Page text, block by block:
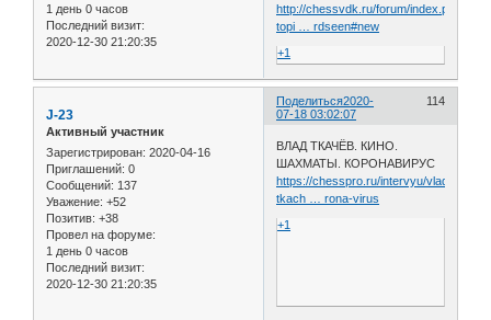
1 день 0 часов
Последний визит:
2020-12-30 21:20:35
http://chessvdk.ru/forum/index.php?
topi … rdseen#new
+1
Поделиться 114
2020-
07-18 03:02:07
J-23
Активный участник
Зарегистрирован: 2020-04-16
Приглашений: 0
Сообщений: 137
Уважение: +52
Позитив: +38
Провел на форуме:
1 день 0 часов
Последний визит:
2020-12-30 21:20:35
ВЛАД ТКАЧЁВ. КИНО.
ШАХМАТЫ. КОРОНАВИРУС
https://chesspro.ru/intervyu/vlad-
tkach … rona-virus
+1